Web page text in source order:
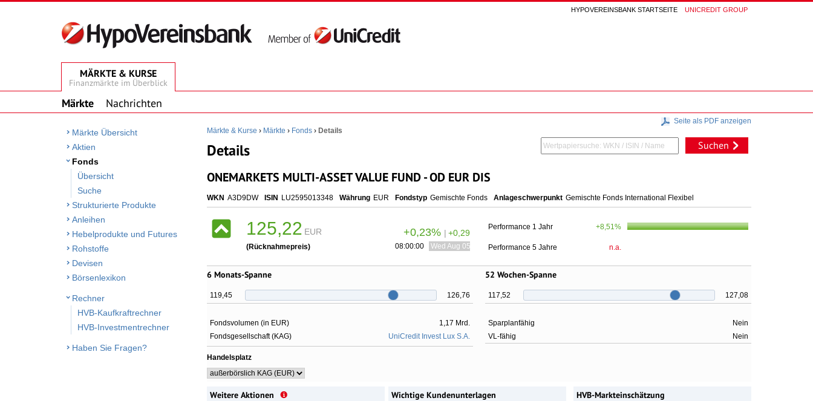
HYPOVEREINSBANK STARTSEITE UNICREDIT GROUP
MÄRKTE & KURSE
Finanzmärkte im Überblick
Märkte Nachrichten
Märkte Übersicht
Aktien
Fonds
Übersicht
Suche
Strukturierte Produkte
Anleihen
Hebelprodukte und Futures
Rohstoffe
Devisen
Börsenlexikon
Rechner
HVB-Kaufkraftrechner
HVB-Investmentrechner
Haben Sie Fragen?
Seite als PDF anzeigen
Märkte & Kurse › Märkte › Fonds › Details
Details Suchen
ONEMARKETS MULTI-ASSET VALUE FUND - OD EUR DIS
WKN A3D9DW ISIN LU2595013348 Währung EUR Fondstyp Gemischte Fonds Anlageschwerpunkt Gemischte Fonds International Flexibel
125,22 EUR +0,23% | +0,29
(Rücknahmepreis) 08:00:00 Wed Aug 05 10:00:00 CEST 2026
Performance 1 Jahr +8,51%
Performance 5 Jahre n.a.
6 Monats-Spanne
119,45 126,76
Fondsvolumen (in EUR)
1,17 Mrd.
Fondsgesellschaft (KAG)
UniCredit Invest Lux S.A.
Handelsplatz
52 Wochen-Spanne
117,52 127,08
Sparplanfähig
Nein
VL-fähig
Nein
Weitere Aktionen
Wichtige Kundenunterlagen HVB-Markteinschätzung